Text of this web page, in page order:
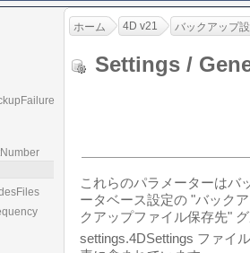
ホーム 4D v21 バックアップ
Settings /
これらのパラメーターはバ
ータベース設定の "バック
クアップファイル保存先"
settings.4DSettings ファイ